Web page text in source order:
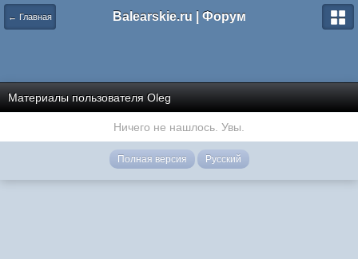
← Главная Balearskie.ru | Форум
Материалы пользователя Oleg
Ничего не нашлось. Увы.
Полная версия Русский